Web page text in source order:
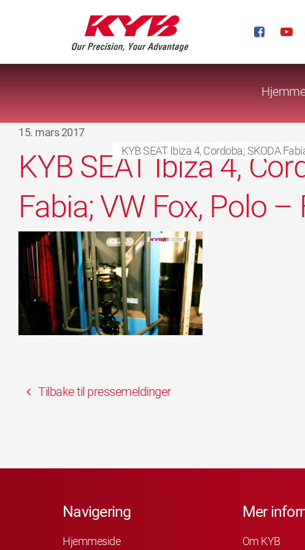
KYB SEAT Ibiza 4, Cordoba; SKODA
15. mars 2017
KYB SEAT Ibiza 4,
Fabia; VW Fox, Polo –
Tilbake til pressemeldinger
Navigering
Hjemmeside
Mer
Om KYB